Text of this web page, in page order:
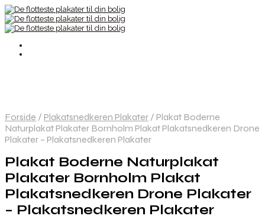
Forside / Plakatsnedkeren Plakater / Plakat Boderne
Naturplakat Plakater Bornholm Plakat Plakatsnedkeren Drone
Plakater – Plakatsnedkeren Plakater
Plakat Boderne Naturplakat
Plakater Bornholm Plakat
Plakatsnedkeren Drone Plakater
– Plakatsnedkeren Plakater